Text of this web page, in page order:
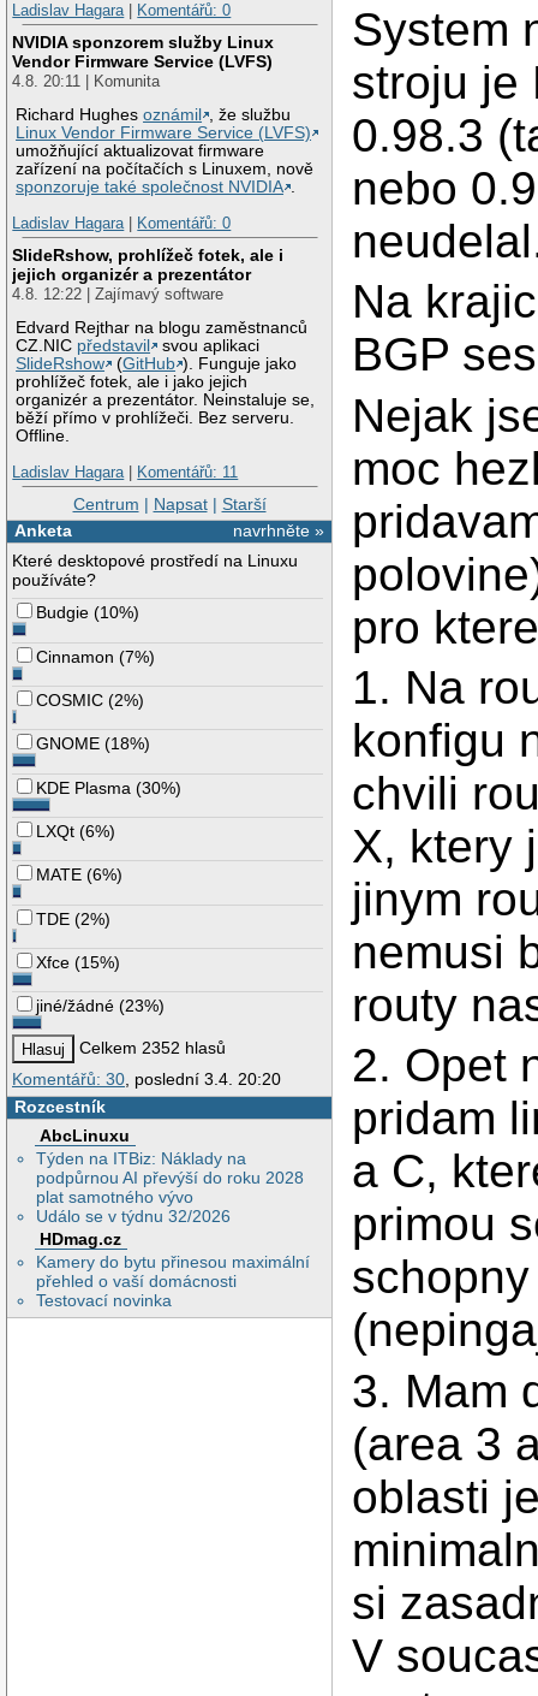
Ladislav Hagara| Komentářů: 0
NVIDIA sponzorem služby Linux
Vendor Firmware Service (LVFS)
4.8. 20:11 | Komunita
Richard Hughesoznámil
, že službu
Linux Vendor Firmware Service (LVFS)
umožňující aktualizovat firmware
zařízení na počítačích s Linuxem, nově
sponzoruje také společnost NVIDIA .
Ladislav Hagara| Komentářů: 0
SlideRshow, prohlížeč fotek, ale i
jejich organizér a prezentátor
4.8. 12:22 | Zajímavý software
Edvard Rejthar na blogu zaměstnanců
CZ.NIC představil
svou aplikaci
SlideRshow
(GitHub ). Funguje jako
prohlížeč fotek, ale i jako jejich
organizér a prezentátor. Neinstaluje se,
běží přímo v prohlížeči. Bez serveru.
Offline.
Ladislav Hagara| Komentářů: 11
Centrum | Napsat| Starší
navrhněte »
Anketa
Které desktopové prostředí na Linuxu
používáte?
Budgie (10%)
Cinnamon (7%)
COSMIC (2%)
GNOME (18%)
KDE Plasma (30%)
LXQt (6%)
MATE (6%)
TDE (2%)
Xfce (15%)
jiné/žádné (23%)
Celkem 2352 hlasů
Komentářů: 30 , poslední 3.4. 20:20
Rozcestník
AbcLinuxu
Týden na ITBiz: Náklady na
podpůrnou AI převýší do roku 2028
plat samotného vývo
Událo se v týdnu 32/2026
HDmag.cz
Kamery do bytu přinesou maximální
přehled o vaší domácnosti
Testovací novinka
System
stroju je
0.98.3
nebo
Na
BGP
Nejak
moc
pro
1. Na
konfigu
chvili
X, ktery
jinym
nemusi
routy
2. Opet
pridam
a C,
primou
3. Mam
(area 3
oblasti
si
V